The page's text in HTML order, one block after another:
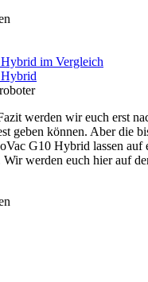
im Vergleich
werden wir euch erst
geben können. Aber die
G10 Hybrid lassen auf
Wir werden euch hier auf